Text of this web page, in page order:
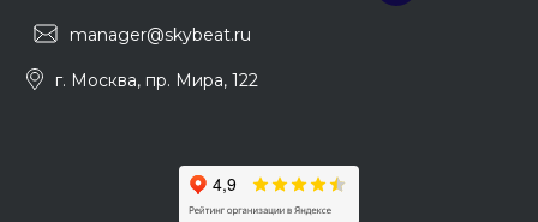
manager@skybeat.ru
г. Москва, пр. Мира, 122